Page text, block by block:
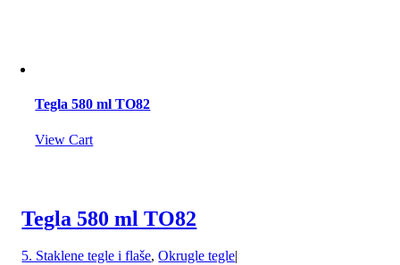
Tegla 580 ml TO82
View Cart
Tegla 580 ml TO82
5. Staklene tegle i flaše,Okrugle tegle